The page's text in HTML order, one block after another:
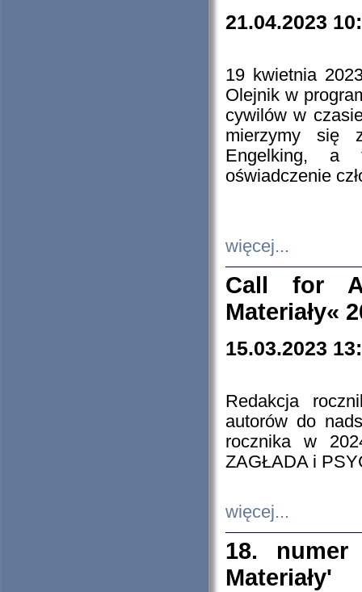
21.04.2023
19 kwietnia
Olejnik w
cywilów w
mierzymy się
Engelking, a
oświadczenie
więcej...
Call for
Materiały«
15.03.2023
Redakcja
autorów do
rocznika w
ZAGŁADA i
więcej...
18. numer
Materiały'